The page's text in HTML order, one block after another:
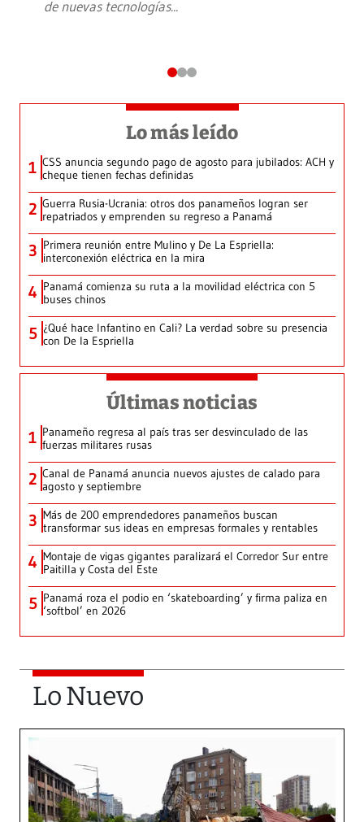
de nuevas tecnologías...
Lo más leído
1 CSS anuncia segundo pago de agosto para jubilados: ACH y
cheque tienen fechas definidas
2 Guerra Rusia-Ucrania: otros dos panameños logran ser
repatriados y emprenden su regreso a Panamá
3 Primera reunión entre Mulino y De La Espriella:
interconexión eléctrica en la mira
4 Panamá comienza su ruta a la movilidad eléctrica con 5
buses chinos
5 ¿Qué hace Infantino en Cali? La verdad sobre su presencia
con De la Espriella
Últimas noticias
1 Panameño regresa al país tras ser desvinculado de las
fuerzas militares rusas
2 Canal de Panamá anuncia nuevos ajustes de calado para
agosto y septiembre
3 Más de 200 emprendedores panameños buscan
transformar sus ideas en empresas formales y rentables
4 Montaje de vigas gigantes paralizará el Corredor Sur entre
Paitilla y Costa del Este
5 Panamá roza el podio en ‘skateboarding’ y firma paliza en
‘softbol’ en 2026
Lo Nuevo